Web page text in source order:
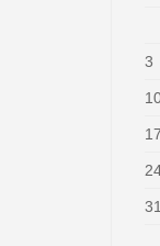
3
17
31